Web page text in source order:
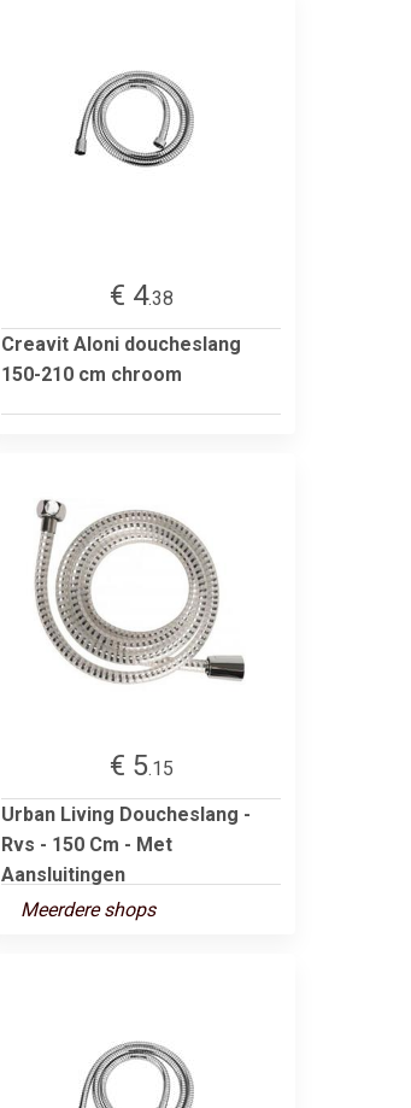
€ 4.38
Creavit Aloni doucheslang
150-210 cm chroom
€ 5.15
Urban Living Doucheslang -
Rvs - 150 Cm - Met
Aansluitingen
Meerdere shops